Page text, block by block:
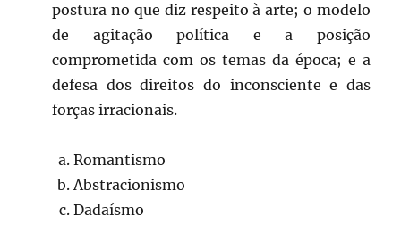
postura no que diz respeito à arte; o modelo
de agitação política e a posição
comprometida com os temas da época; e a
defesa dos direitos do inconsciente e das
forças irracionais.
Romantismo
Abstracionismo
Dadaísmo